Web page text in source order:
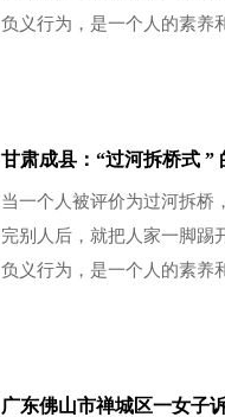
负义行为，是一个人的素养
甘肃成县：“过河拆桥式 ”
当一个人被评价为过河拆桥
完别人后，就把人家一脚踢
负义行为，是一个人的素养
广东佛山市禅城区一女子